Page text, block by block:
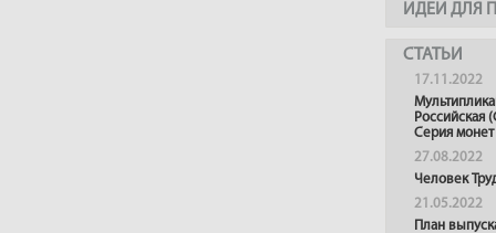
ИДЕИ ДЛЯ
СТАТЬИ
17.11.2022
Российская
Серия монет
27.08.2022
Человек
21.05.2022
План